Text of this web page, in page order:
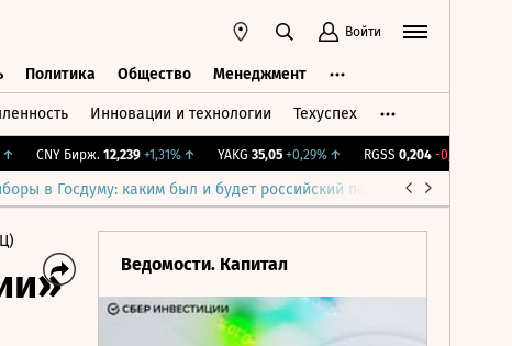
Войти
Политика Общество Менеджмент
Инновации и технологии Техуспех
CNY Бирж. 12,239 +1,31%↑ YAKG 35,05 +0,29%↑ RGSS 0,204 -0,58%
в Госдуму: каким был и будет российский парламент
Ведомости. Капитал